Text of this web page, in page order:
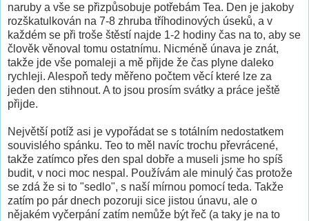
naruby a vše se přizpůsobuje potřebám Tea. Den je jakoby
rozškatulkován na 7-8 zhruba tříhodinových úseků, a v
každém se při troše štěstí najde 1-2 hodiny čas na to, aby se
člověk věnoval tomu ostatnímu. Nicméně únava je znát,
takže jde vše pomaleji a mě přijde že čas plyne daleko
rychleji. Alespoň tedy měřeno počtem věcí které lze za
jeden den stihnout. A to jsou prosím svátky a práce ještě
přijde.
Největší potíž asi je vypořádat se s totálním nedostatkem
souvislého spánku. Teo to měl navíc trochu převrácené,
takže zatímco přes den spal dobře a museli jsme ho spíš
budit, v noci moc nespal. Používám ale minulý čas protože
se zdá že si to "sedlo", s naší mírnou pomocí teda. Takže
zatím po pár dnech pozoruji sice jistou únavu, ale o
nějakém vyčerpání zatím nemůže být řeč (a taky je na to